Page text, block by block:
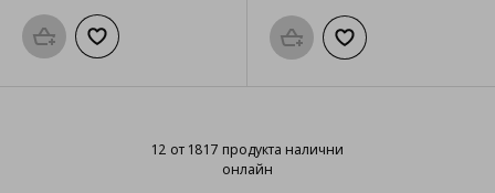
Προσθήκη στο καλάθι
Добави към списъка с любимиΠροσθήκη στο καλάθι
Добави към
12 от 1817 продукта налични
онлайн
12 от 1817 продукта налични